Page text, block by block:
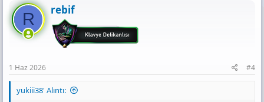
R rebif
1 Haz 2026 #4
yukiii38' Alıntı: